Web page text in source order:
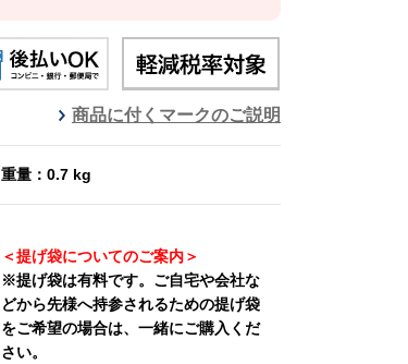
商品に付くマークのご説明
重量：0.7 kg
＜提げ袋についてのご案内＞
※提げ袋は有料です。 ご自宅や会社な
どから先様へ持参されるための提げ袋
をご希望の場合は、一緒にご購入くだ
さい。